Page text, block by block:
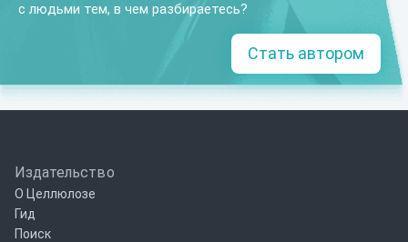
с людьми тем, в чем разбираетесь?
Стать автором
Издательство
О Целлюлозе
Гид
Поиск